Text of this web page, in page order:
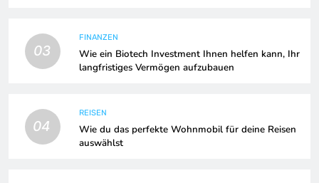
03
FINANZEN
Wie ein Biotech Investment Ihnen helfen kann, Ihr
langfristiges Vermögen aufzubauen
04
REISEN
Wie du das perfekte Wohnmobil für deine Reisen
auswählst